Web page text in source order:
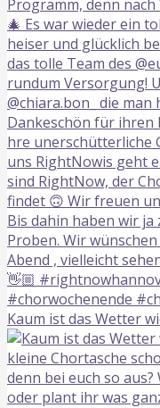
Kaum ist das Wetter